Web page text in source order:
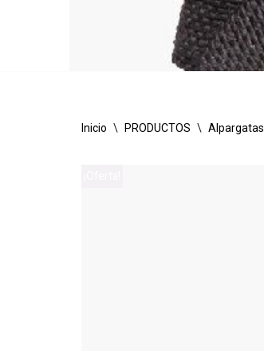
Inicio \ PRODUCTOS \ Alpargatas